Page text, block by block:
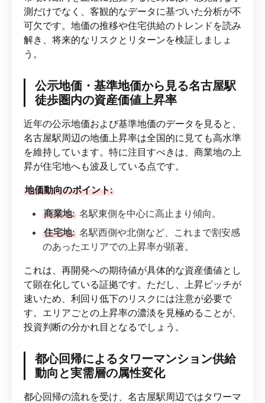
測だけでなく、客観的なデータに基づいた分析が不
可欠です。地価の推移や住宅供給のトレンドを読み
解き、将来的なリスクとリターンを検証しましょ
う。
公示地価・基準地価から見る名古屋駅
徒歩圏内の資産価値上昇率
近年の公示地価および基準地価のデータを見ると、
名古屋駅周辺の地価上昇率は全国的に見ても高水準
を維持しています。特に注目すべきは、商業地の上
昇が住宅地へも波及している点です。
地価動向のポイント:
商業地: 名駅東側を中心に高止まり傾向。
住宅地: 名駅西側や北側など、これまで割安感
のあったエリアでの上昇率が顕著。
これは、再開発への期待値が具体的な資産価値とし
て顕在化している証拠です。ただし、上昇ピッチが
速いため、利回り低下のリスクには注意が必要で
す。エリアごとの上昇率の濃淡を見極めることが、
投資判断の分かれ目となるでしょう。
都心回帰によるタワーマンション供給
動向と実需層の属性変化
都心回帰の流れを受け、名古屋駅周辺ではタワーマ